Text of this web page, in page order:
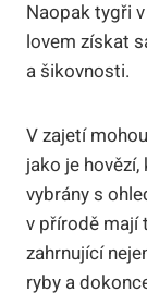
Naopak tygři
lovem získat
a šikovnosti.
V zajetí
jako je
vybrány s
v přírodě mají
zahrnující
ryby a